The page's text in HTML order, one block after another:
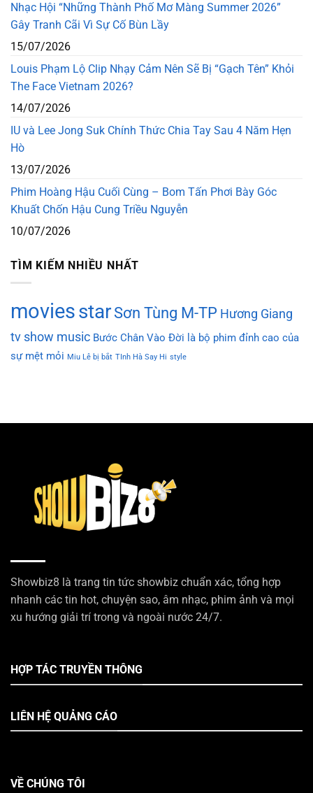
Nhạc Hội “Những Thành Phố Mơ Màng Summer 2026”
Gây Tranh Cãi Vì Sự Cố Bùn Lầy
15/07/2026
Louis Phạm Lộ Clip Nhạy Cảm Nên Sẽ Bị “Gạch Tên” Khỏi
The Face Vietnam 2026?
14/07/2026
IU và Lee Jong Suk Chính Thức Chia Tay Sau 4 Năm Hẹn
Hò
13/07/2026
Phim Hoàng Hậu Cuối Cùng – Bom Tấn Phơi Bày Góc
Khuất Chốn Hậu Cung Triều Nguyễn
10/07/2026
TÌM KIẾM NHIỀU NHẤT
moviesstarSơn Tùng M-TP Hương Giang
tv show music Bước Chân Vào Đời là bộ phim đỉnh cao của
sự mệt mỏi Miu Lê bị bắt TInh Hà Say Hi style
Showbiz8 là trang tin tức showbiz chuẩn xác, tổng hợp
nhanh các tin hot, chuyện sao, âm nhạc, phim ảnh và mọi
xu hướng giải trí trong và ngoài nước 24/7.
HỢP TÁC TRUYỀN THÔNG
LIÊN HỆ QUẢNG CÁO
VỀ CHÚNG TÔI